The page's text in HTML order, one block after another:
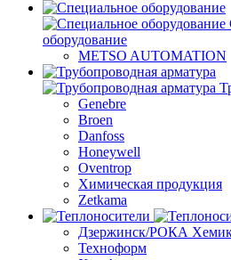
оборудование
METSO AUTOMATION
Genebre
Broen
Danfoss
Honeywell
Oventrop
Химическая продукция
Zetkama
Дзержинск/РОКА
Техноформ